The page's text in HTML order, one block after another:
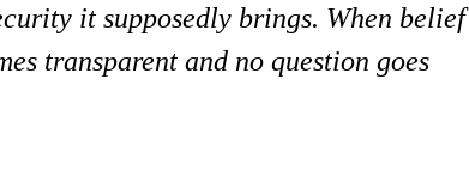
it supposedly brings. When belief
transparent and no question goes